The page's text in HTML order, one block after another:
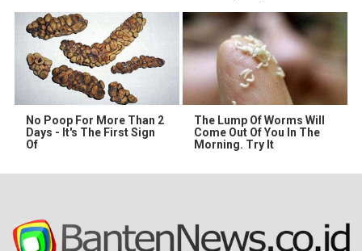
No Poop For More Than 2
Days - It's The First Sign
Of
The Lump Of Worms Will
Come Out Of You In The
Morning. Try It